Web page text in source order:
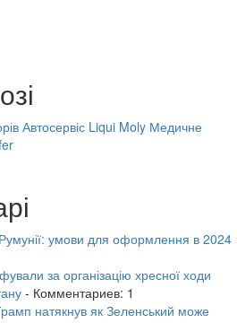
Автосервіс Liqui Moly Медичне
умови для оформлення в 2024
за організацію хресної ходи
- Комментариев: 1
натякнув як Зеленський може